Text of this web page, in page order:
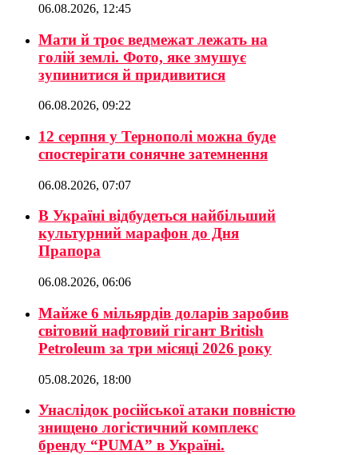
06.08.2026, 12:45
Мати й троє ведмежат лежать на
голій землі. Фото, яке змушує
зупинитися й придивитися
06.08.2026, 09:22
12 серпня у Тернополі можна буде
спостерігати сонячне затемнення
06.08.2026, 07:07
В Україні відбудеться найбільший
культурний марафон до Дня
Прапора
06.08.2026, 06:06
Майже 6 мільярдів доларів заробив
світовий нафтовий гігант British
Petroleum за три місяці 2026 року
05.08.2026, 18:00
Унаслідок російської атаки повністю
знищено логістичний комплекс
бренду “PUMA” в Україні.